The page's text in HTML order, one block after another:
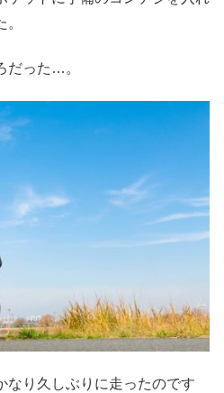
だった…。
なり久しぶりに走ったのです